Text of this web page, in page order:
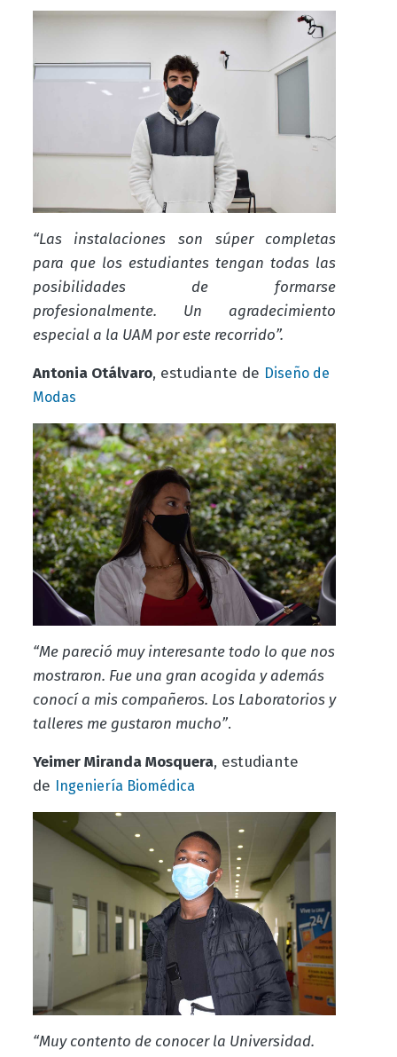
“Las instalaciones son súper completas
para que los estudiantes tengan todas las
posibilidades de formarse
profesionalmente. Un agradecimiento
especial a la UAM por este recorrido”.
Antonia Otálvaro, estudiante de Diseño de
Modas
“Me pareció muy interesante todo lo que nos
mostraron. Fue una gran acogida y además
conocí a mis compañeros. Los Laboratorios y
talleres me gustaron mucho”.
Yeimer Miranda Mosquera, estudiante
de
Ingeniería Biomédica
“Muy contento de conocer la Universidad.